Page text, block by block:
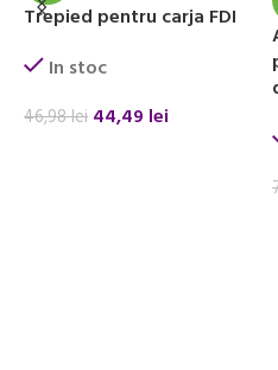
Trepied pentru carja FDI
In stoc
46,98lei 44,49 lei